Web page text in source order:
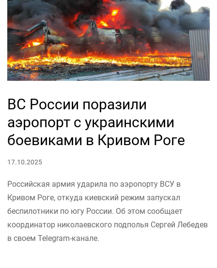
ВС России поразили
аэропорт с украинскими
боевиками в Кривом Роге
17.10.2025
Российская армия ударила по аэропорту ВСУ в
Кривом Роге, откуда киевский режим запускал
беспилотники по югу России. Об этом сообщает
координатор николаевского подполья Сергей Лебедев
в своем Telegram-канале.